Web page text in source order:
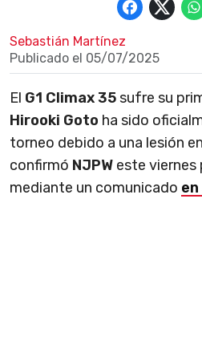
Sebastián Martínez
Publicado el 05/07/2025
El G1 Climax 35sufre su
Hirooki Goto ha sido
torneo debido a una lesión
confirmó NJPW este viernes
mediante un comunicado